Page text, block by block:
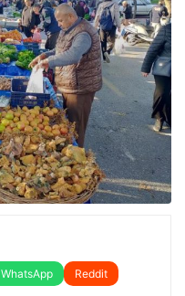
WhatsApp
Reddit